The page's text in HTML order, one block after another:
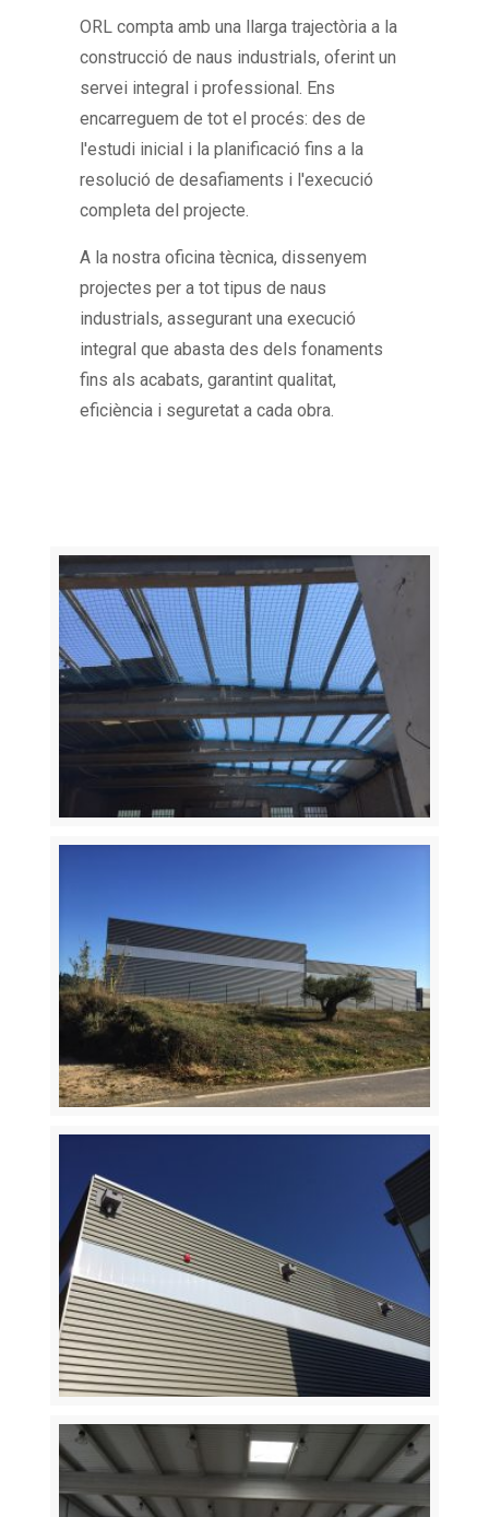
ORL compta amb una llarga trajectòria a la
construcció de naus industrials, oferint un
servei integral i professional. Ens
encarreguem de tot el procés: des de
l'estudi inicial i la planificació fins a la
resolució de desafiaments i l'execució
completa del projecte.
A la nostra oficina tècnica, dissenyem
projectes per a tot tipus de naus
industrials, assegurant una execució
integral que abasta des dels fonaments
fins als acabats, garantint qualitat,
eficiència i seguretat a cada obra.